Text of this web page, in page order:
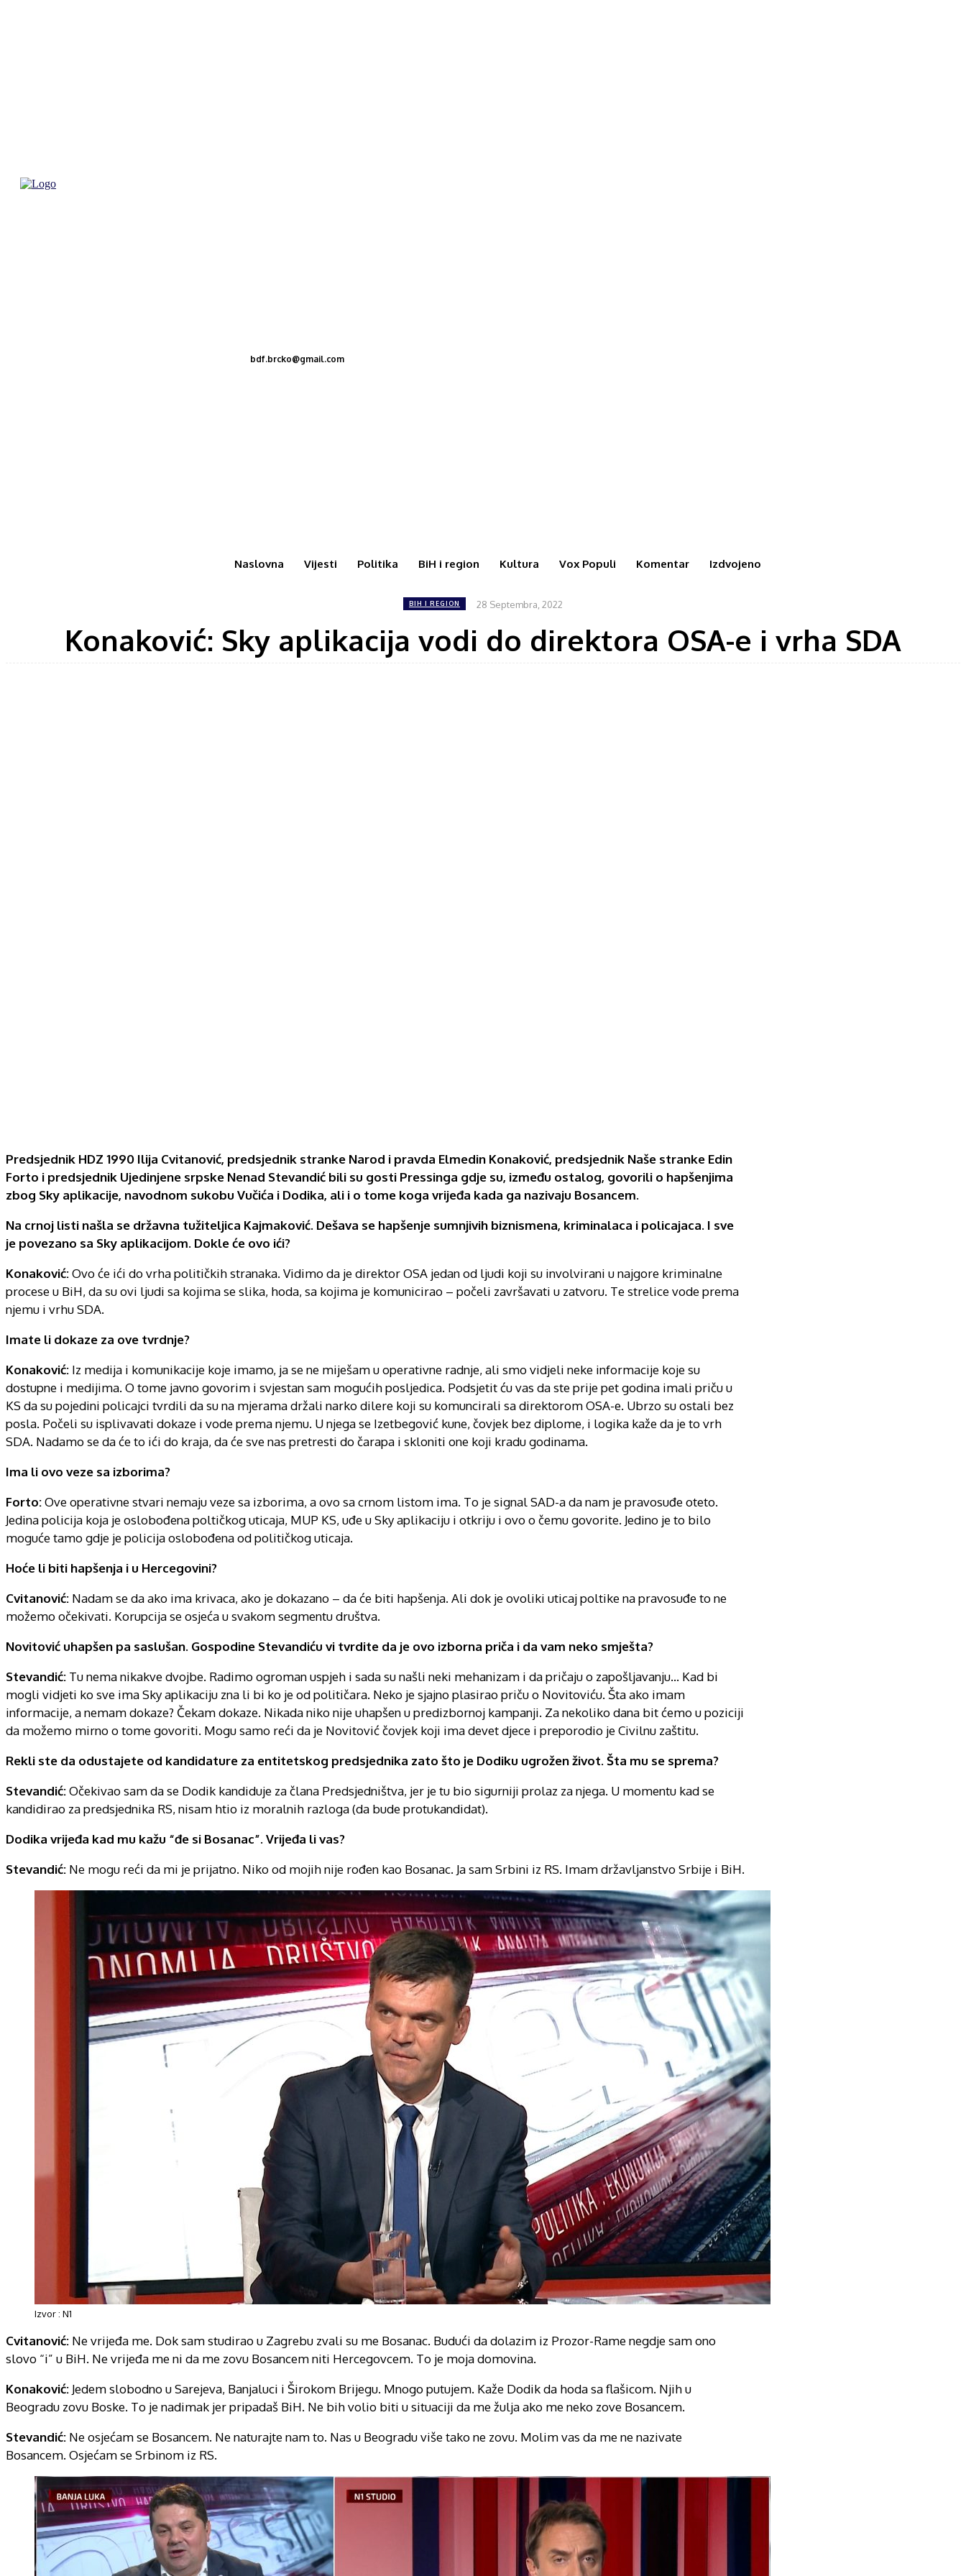
bdf.brcko@gmail.com
Naslovna Vijesti Politika BiH i region Kultura Vox Populi Komentar Izdvojeno
BIH I REGION 28 Septembra, 2022
Konaković: Sky aplikacija vodi do direktora OSA-e i vrha SDA
Predsjednik HDZ 1990 Ilija Cvitanović, predsjednik stranke Narod i pravda Elmedin Konaković, predsjednik Naše stranke Edin
Forto i predsjednik Ujedinjene srpske Nenad Stevandić bili su gosti Pressinga gdje su, između ostalog, govorili o hapšenjima
zbog Sky aplikacije, navodnom sukobu Vučića i Dodika, ali i o tome koga vrijeđa kada ga nazivaju Bosancem.
Na crnoj listi našla se državna tužiteljica Kajmaković. Dešava se hapšenje sumnjivih biznismena, kriminalaca i policajaca. I sve
je povezano sa Sky aplikacijom. Dokle će ovo ići?
Konaković:Ovo će ići do vrha političkih stranaka. Vidimo da je direktor OSA jedan od ljudi koji su involvirani u najgore kriminalne
procese u BiH, da su ovi ljudi sa kojima se slika, hoda, sa kojima je komunicirao – počeli završavati u zatvoru. Te strelice vode prema
njemu i vrhu SDA.
Imate li dokaze za ove tvrdnje?
Konaković: Iz medija i komunikacije koje imamo, ja se ne miješam u operativne radnje, ali smo vidjeli neke informacije koje su
dostupne i medijima. O tome javno govorim i svjestan sam mogućih posljedica. Podsjetit ću vas da ste prije pet godina imali priču u
KS da su pojedini policajci tvrdili da su na mjerama držali narko dilere koji su komuncirali sa direktorom OSA-e. Ubrzo su ostali bez
posla. Počeli su isplivavati dokaze i vode prema njemu. U njega se Izetbegović kune, čovjek bez diplome, i logika kaže da je to vrh
SDA. Nadamo se da će to ići do kraja, da će sve nas pretresti do čarapa i skloniti one koji kradu godinama.
Ima li ovo veze sa izborima?
Forto:Ove operativne stvari nemaju veze sa izborima, a ovo sa crnom listom ima. To je signal SAD-a da nam je pravosuđe oteto.
Jedina policija koja je oslobođena poltičkog uticaja, MUP KS, uđe u Sky aplikaciju i otkriju i ovo o čemu govorite. Jedino je to bilo
moguće tamo gdje je policija oslobođena od političkog uticaja.
Hoće li biti hapšenja i u Hercegovini?
Cvitanović: Nadam se da ako ima krivaca, ako je dokazano – da će biti hapšenja. Ali dok je ovoliki uticaj poltike na pravosuđe to ne
možemo očekivati. Korupcija se osjeća u svakom segmentu društva.
Novitović uhapšen pa saslušan. Gospodine Stevandiću vi tvrdite da je ovo izborna priča i da vam neko smješta?
Stevandić: Tu nema nikakve dvojbe. Radimo ogroman uspjeh i sada su našli neki mehanizam i da pričaju o zapošljavanju… Kad bi
mogli vidjeti ko sve ima Sky aplikaciju zna li bi ko je od političara. Neko je sjajno plasirao priču o Novitoviću. Šta ako imam
informacije, a nemam dokaze? Čekam dokaze. Nikada niko nije uhapšen u predizbornoj kampanji. Za nekoliko dana bit ćemo u poziciji
da možemo mirno o tome govoriti. Mogu samo reći da je Novitović čovjek koji ima devet djece i preporodio je Civilnu zaštitu.
Rekli ste da odustajete od kandidature za entitetskog predsjednika zato što je Dodiku ugrožen život. Šta mu se sprema?
Stevandić:Očekivao sam da se Dodik kandiduje za člana Predsjedništva, jer je tu bio sigurniji prolaz za njega. U momentu kad se
kandidirao za predsjednika RS, nisam htio iz moralnih razloga (da bude protukandidat).
Dodika vrijeđa kad mu kažu “đe si Bosanac”. Vrijeđa li vas?
Stevandić: Ne mogu reći da mi je prijatno. Niko od mojih nije rođen kao Bosanac. Ja sam Srbini iz RS. Imam državljanstvo Srbije i BiH.
Izvor : N1
Cvitanović: Ne vrijeđa me. Dok sam studirao u Zagrebu zvali su me Bosanac. Budući da dolazim iz Prozor-Rame negdje sam ono
slovo “i” u BiH. Ne vrijeđa me ni da me zovu Bosancem niti Hercegovcem. To je moja domovina.
Konaković: Jedem slobodno u Sarejeva, Banjaluci i Širokom Brijegu. Mnogo putujem. Kaže Dodik da hoda sa flašicom. Njih u
Beogradu zovu Boske. To je nadimak jer pripadaš BiH. Ne bih volio biti u situaciji da me žulja ako me neko zove Bosancem.
Stevandić: Ne osjećam se Bosancem. Ne naturajte nam to. Nas u Beogradu više tako ne zovu. Molim vas da me ne nazivate
Bosancem. Osjećam se Srbinom iz RS.